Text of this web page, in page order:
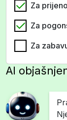
Za
Za
Za
AI